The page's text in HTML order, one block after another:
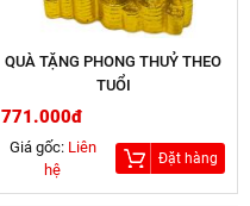
QUÀ TẶNG PHONG THUỶ THEO
TUỔI
771.000đ
Giá gốc: Liên
hệ
Đặt hàng